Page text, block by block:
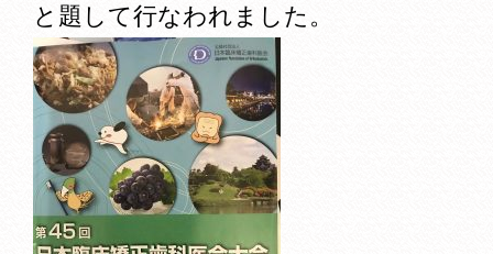
と題して行なわれました。